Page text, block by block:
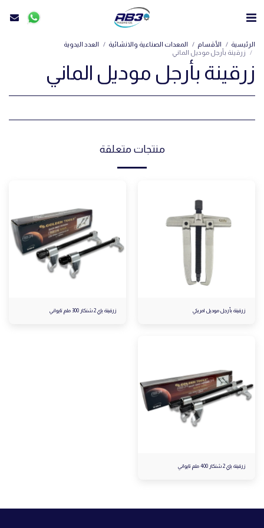
الرئيسية الأقسام المعدات الصناعية والانشائية
⁠العدد اليدوية
زرقينة بأرجل موديل الماني
زرقينة بأرجل موديل الماني
منتجات متعلقة
زرقينة بأرجل موديل امريكي زرقينة ياي 2 شنكار 300 ملم تايواني
زرقينة ياي 2 شنكار 400 ملم تايواني